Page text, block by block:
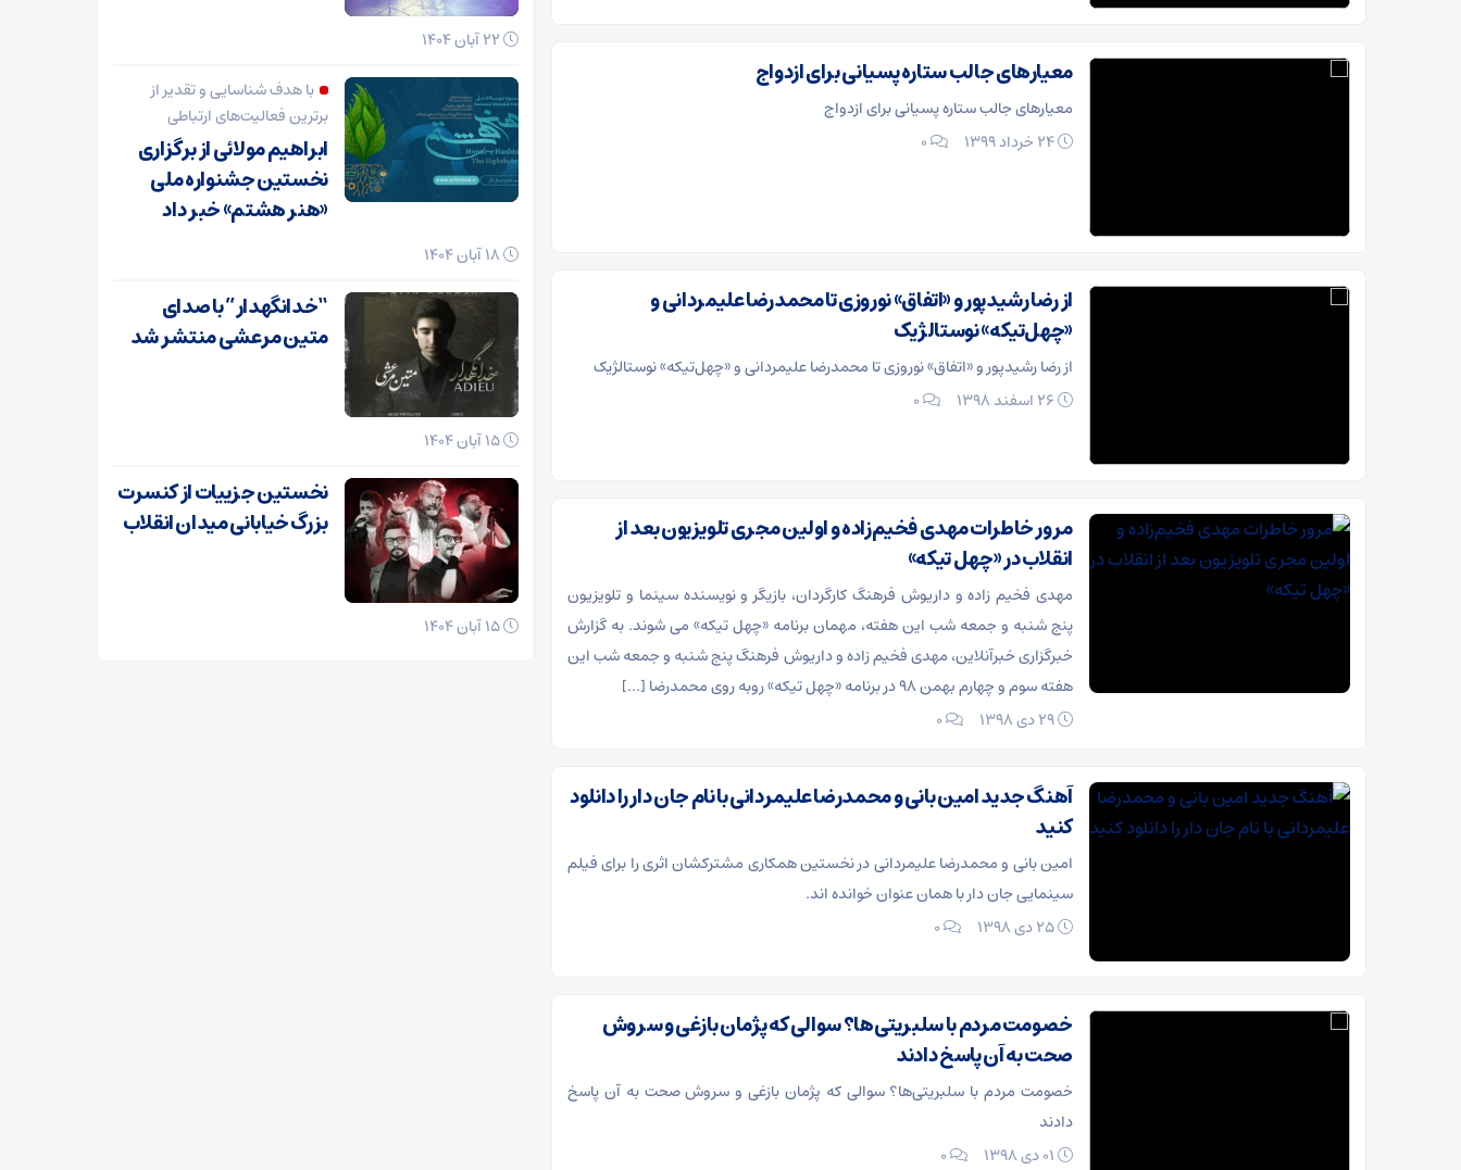
معیارهای جالب ستاره پسیانی برای ازدواج
معیارهای جالب ستاره پسیانی برای ازدواج
۰
از رضا رشیدپور و «اتفاق» نوروزی تا محمدرضا علیمردانی و
«چهل‌تیکه» نوستالژیک
از رضا رشیدپور و «اتفاق» نوروزی تا محمدرضا علیمردانی و «چهل‌تیکه» نوستالژیک
۰
مرور خاطرات مهدی‌ فخیم‌زاده و اولین مجری تلویزیون بعد از
انقلاب در «چهل تیکه»
مهدی فخیم زاده و داریوش فرهنگ کارگردان، بازیگر و نویسنده سینما و تلویزیون
پنج شنبه و جمعه شب این هفته، مهمان برنامه «چهل تیکه» می شوند. به گزارش
خبرگزاری خبرآنلاین، مهدی فخیم زاده و داریوش فرهنگ پنج شنبه و جمعه شب این
هفته سوم و چهارم بهمن ۹۸ در برنامه «چهل تیکه» روبه روی محمدرضا […]
۰
آهنگ جدید امین بانی و محمدرضا علیمردانی با نام جان دار را دانلود
کنید
امین بانی و محمدرضا علیمردانی در نخستین همکاری مشترکشان اثری را برای فیلم
سینمایی جان دار با همان عنوان خوانده اند.
۰
خصومت مردم با سلبریتی‌ها؟ سوالی که پژمان بازغی و سروش
صحت به آن پاسخ دادند
خصومت مردم با سلبریتی‌ها؟ سوالی که پژمان بازغی و سروش صحت به آن پاسخ
دادند
۰
با هدف شناسایی و تقدیر از
برترین فعالیت‌های ارتباطی
ابراهیم مولائی از برگزاری
نخستین جشنواره ملی
«هنر هشتم» خبر داد
“خدانگهدار” با صدای
متین مرعشی منتشر شد
نخستین جزییات از کنسرت
بزرگ خیابانی میدان انقلاب